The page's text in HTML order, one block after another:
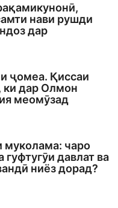
нави рушди
дар
ҷомеа. Қиссаи
ки дар Олмон
меомӯзад
муколама: чаро
гуфтугӯи давлат ва
ниёз дорад?